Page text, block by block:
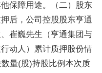
保障用途。（二）股东
后，公司控股股东亨通
崔巍先生（亨通集团与
动人）累计质押股份情
量(股)持股比例本次质